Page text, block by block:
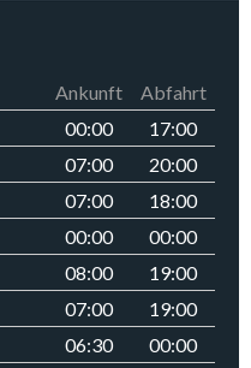
Ankunft
Abfahrt
00:00
17:00
07:00
20:00
07:00
18:00
00:00
00:00
08:00
19:00
07:00
19:00
06:30 00:00